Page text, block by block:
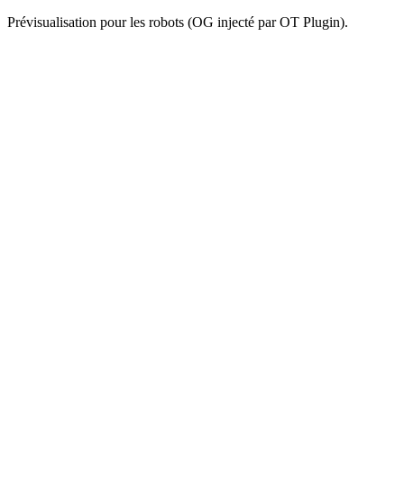
Prévisualisation pour les robots (OG injecté par OT Plugin).